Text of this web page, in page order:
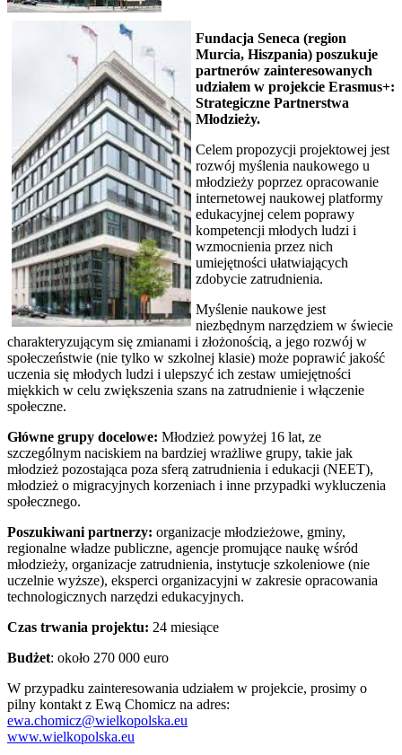
Fundacja Seneca (region
Murcia, Hiszpania) poszukuje
partnerów zainteresowanych
udziałem w projekcie Erasmus+:
Strategiczne Partnerstwa
Młodzieży.
Celem propozycji projektowej jest
rozwój myślenia naukowego u
młodzieży poprzez opracowanie
internetowej naukowej platformy
edukacyjnej celem poprawy
kompetencji młodych ludzi i
wzmocnienia przez nich
umiejętności ułatwiających
zdobycie zatrudnienia.
Myślenie naukowe jest
niezbędnym narzędziem w świecie
charakteryzującym się zmianami i złożonością, a jego rozwój w
społeczeństwie (nie tylko w szkolnej klasie) może poprawić jakość
uczenia się młodych ludzi i ulepszyć ich zestaw umiejętności
miękkich w celu zwiększenia szans na zatrudnienie i włączenie
społeczne.
Główne grupy docelowe: Młodzież powyżej 16 lat, ze
szczególnym naciskiem na bardziej wrażliwe grupy, takie jak
młodzież pozostająca poza sferą zatrudnienia i edukacji (NEET),
młodzież o migracyjnych korzeniach i inne przypadki wykluczenia
społecznego.
Poszukiwani partnerzy: organizacje młodzieżowe, gminy,
regionalne władze publiczne, agencje promujące naukę wśród
młodzieży, organizacje zatrudnienia, instytucje szkoleniowe (nie
uczelnie wyższe), eksperci organizacyjni w zakresie opracowania
technologicznych narzędzi edukacyjnych.
Czas trwania projektu: 24 miesiące
Budżet: około 270 000 euro
W przypadku zainteresowania udziałem w projekcie, prosimy o
pilny kontakt z Ewą Chomicz na adres:
ewa.chomicz@wielkopolska.eu
www.wielkopolska.eu